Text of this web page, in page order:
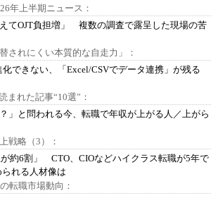
年上半期ニュース：
えてOJT負担増」 複数の調査で露呈した現場の苦
されにくい本質的な自走力」：
化できない、「Excel/CSVでデータ連携」が残る
まれた記事“10選”：
」と問われる今、転職で年収が上がる人／上がら
戦略（3）：
が約6割」 CTO、CIOなどハイクラス転職が5年で
れる人材像は
転職市場動向：